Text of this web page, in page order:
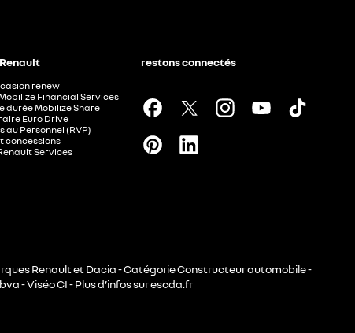
renew
Financial Services
durée Mobilize Share
Euro Drive
au Personnel (RVP)
concessions
Services
restons connectés
Renault et Dacia - Catégorie Constructeur automobile -
- Viséo CI - Plus d’infos sur escda.fr